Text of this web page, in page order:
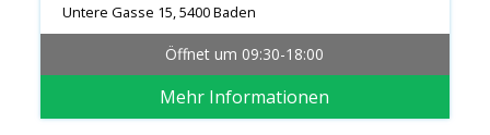
Untere Gasse 15, 5400 Baden
Öffnet um 09:30-18:00
Mehr Informationen